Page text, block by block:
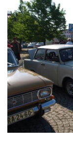
Aktuálně-
Kalendář
Prvomájová jízda
Old Fiat Club